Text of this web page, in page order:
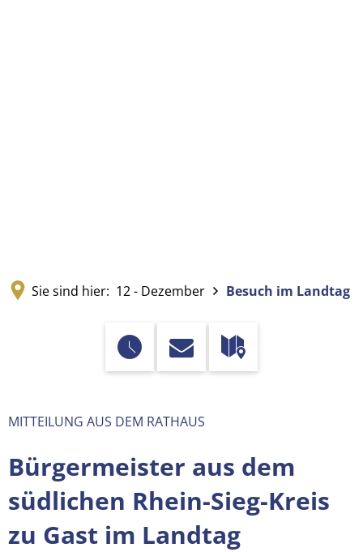
Sie sind hier: 12 - Dezember Besuch im Landtag
MITTEILUNG AUS DEM RATHAUS
Bürgermeister aus dem
südlichen Rhein-Sieg-Kreis
zu Gast im Landtag